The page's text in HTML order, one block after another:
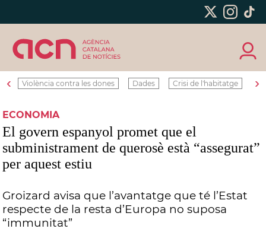
‹ Violència contra les dones Dades Crisi de l'habitatge ›
ECONOMIA
El govern espanyol promet que el
subministrament de querosè està “assegurat”
per aquest estiu
Groizard avisa que l’avantatge que té l’Estat
respecte de la resta d’Europa no suposa
“immunitat”